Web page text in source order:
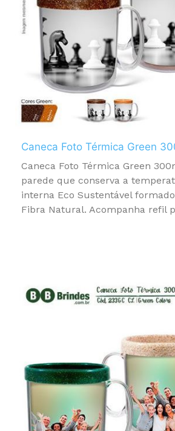
Caneca Foto Térmica Green
Caneca Foto Térmica Green
parede que conserva a
interna Eco Sustentável
Fibra Natural. Acompanha refil